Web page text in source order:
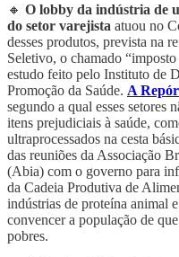
🔸 O lobby da indústria de
do setor varejista atuou no
desses produtos, prevista na
Seletivo, o chamado
estudo feito pelo Instituto de
Promoção da Saúde. A
segundo a qual esses setores
itens prejudiciais à saúde,
ultraprocessados na cesta
das reuniões da Associação
(Abia) com o governo para
da Cadeia Produtiva de
indústrias de proteína animal
convencer a população de
pobres.